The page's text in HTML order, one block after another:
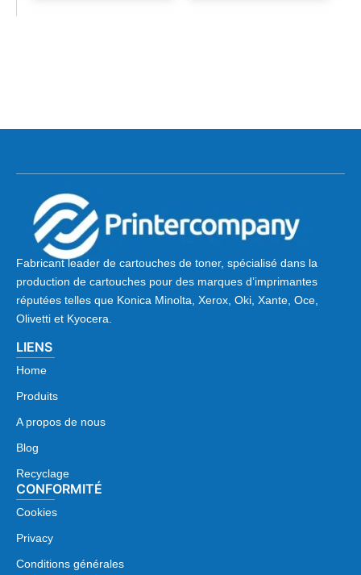
Fabricant leader de cartouches de toner, spécialisé dans la
production de cartouches pour des marques d’imprimantes
réputées telles que Konica Minolta, Xerox, Oki, Xante, Oce,
Olivetti et Kyocera.
LIENS
Home
Produits
A propos de nous
Blog
Recyclage
CONFORMITÉ
Cookies
Privacy
Conditions générales